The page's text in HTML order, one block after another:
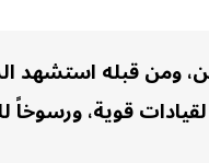
ومن قبله
قوية، ورسوخاً